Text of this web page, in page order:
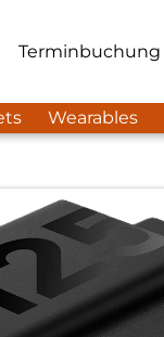
Terminbuchung
Wearables